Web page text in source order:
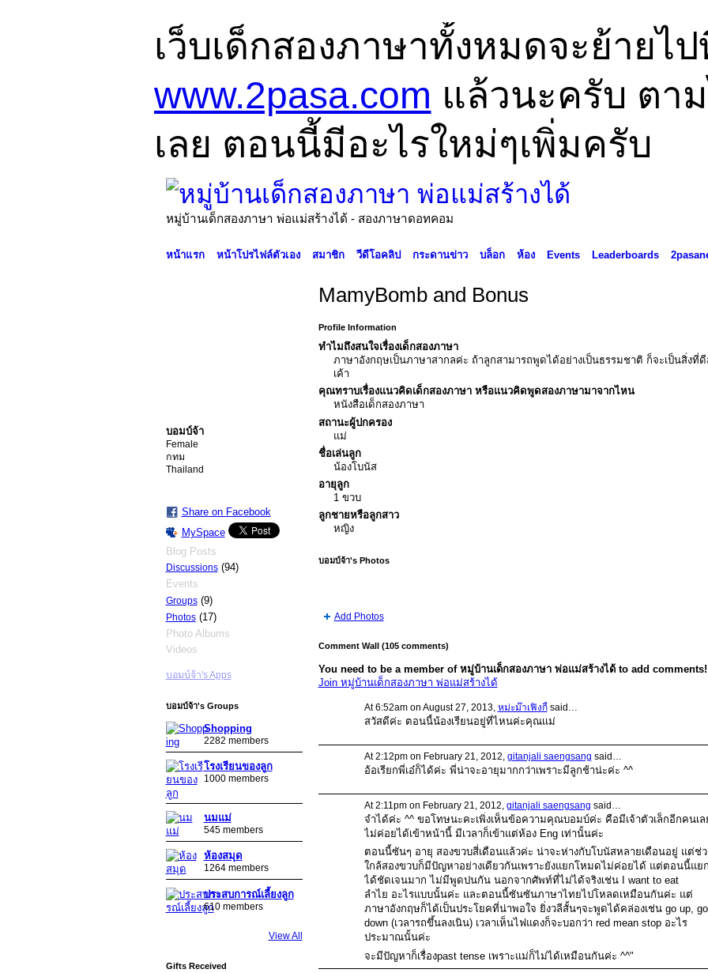
เว็บเด็กสองภาษาทั้งหมดจะย้ายไป
www.2pasa.com แล้วนะครับ ตา
เลย ตอนนี้มีอะไรใหม่ๆเพิ่มครับ
หมู่บ้านเด็กสองภาษา พ่อแม่สร้างได้ - สองภาษาดอทคอม
หน้าแรก หน้าโปรไฟล์ตัวเอง สมาชิก วีดีโอคลิป กระดานข่าว บล็อก ห้อง Events Leaderboards
บอมบ์จ้า
Female
กทม
Thailand
Share on Facebook
MySpace
Blog Posts
Discussions(94)
Events
Groups(9)
Photos(17)
Photo Albums
Videos
บอมบ์จ้า's Apps
บอมบ์จ้า's Groups
Shopping
2282 members
โรงเรียนของลูก
1000 members
นมแม่
545 members
ห้องสมุด
1264 members
ประสบการณ์เลี้ยงลูก
610 members
View All
Gifts Received
MamyBomb and Bonus
Profile Information
ทำไมถึงสนใจเรื่องเด็กสองภาษา
ภาษาอังกฤษเป็นภาษาสากลค่ะ ถ้าลูกสามารถพูดได้อย่างเป็นธรรมชาติ ก็จะเป็นสิ่งที่
เค้า
คุณทราบเรื่องแนวคิดเด็กสองภาษา หรือแนวคิดพูดสองภาษามาจากไหน
หนังสือเด็กสองภาษา
สถานะผู้ปกครอง
แม่
ชื่อเล่นลูก
น้องโบนัส
อายุลูก
1 ขวบ
ลูกชายหรือลูกสาว
หญิง
บอมบ์จ้า's Photos
Add Photos
Comment Wall (105 comments)
You need to be a member of หมู่บ้านเด็กสองภาษา พ่อแม่สร้างได้ to add comments!
Join หมู่บ้านเด็กสองภาษา พ่อแม่สร้างได้
At 6:52am on August 27, 2013, หม่ะม๊าเฟิงกี้said…
สวัสดีค่ะ ตอนนี้น้องเรียนอยู่ที่ไหนค่ะคุณเเม่
At 2:12pm on February 21, 2012, gitanjali saengsang said…
อ้อเรียกพี่เอ๋ก็ได้ค่ะ พี่น่าจะอายุมากกว่าเพราะมีลูกช้าน่ะค่ะ ^^
At 2:11pm on February 21, 2012, gitanjali saengsang said…
จำได้ค่ะ ^^ ขอโทษนะคะเพิ่งเห็นข้อความคุณบอมบ์ค่ะ คือมีเจ้าตัวเล็กอีกคนเล
ไม่ค่อยได้เข้าหน้านี้ มีเวลาก็เข้าแต่ห้อง Eng เท่านั้นค่ะ
ตอนนี้ซันๆ อายุ สองขวบสี่เดือนแล้วค่ะ น่าจะห่างกับโบนัสหลายเดือนอยู่ แต่ช่ว
ใกล้สองขวบก็มีปัญหาอย่างเดียวกันเพราะยังแยกโหมดไม่ค่อยได้ แต่ตอนนี้แยก
ได้ชัดเจนมาก ไม่มีพูดปนกัน นอกจากศัพท์ที่ไม่ได้จริงเช่น I want to eat
ลำไย อะไรแบบนั้นค่ะ และตอนนี้ซันซันภาษาไทยไปโหลดเหมือนกันค่ะ แต่
ภาษาอังกฤษก็ได้เป็นประโยคที่น่าพอใจ ยิ่งวลีสั้นๆจะพูดได้คล่องเช่น go up, go
down (เวลารถขึ้นลงเนิน) เวลาเห็นไฟแดงก็จะบอกว่า red mean stop อะไร
ประมาณนั้นค่ะ
จะมีปัญหาก็เรื่องpast tense เพราะแม่ก็ไม่ได้เหมือนกันค่ะ ^^"